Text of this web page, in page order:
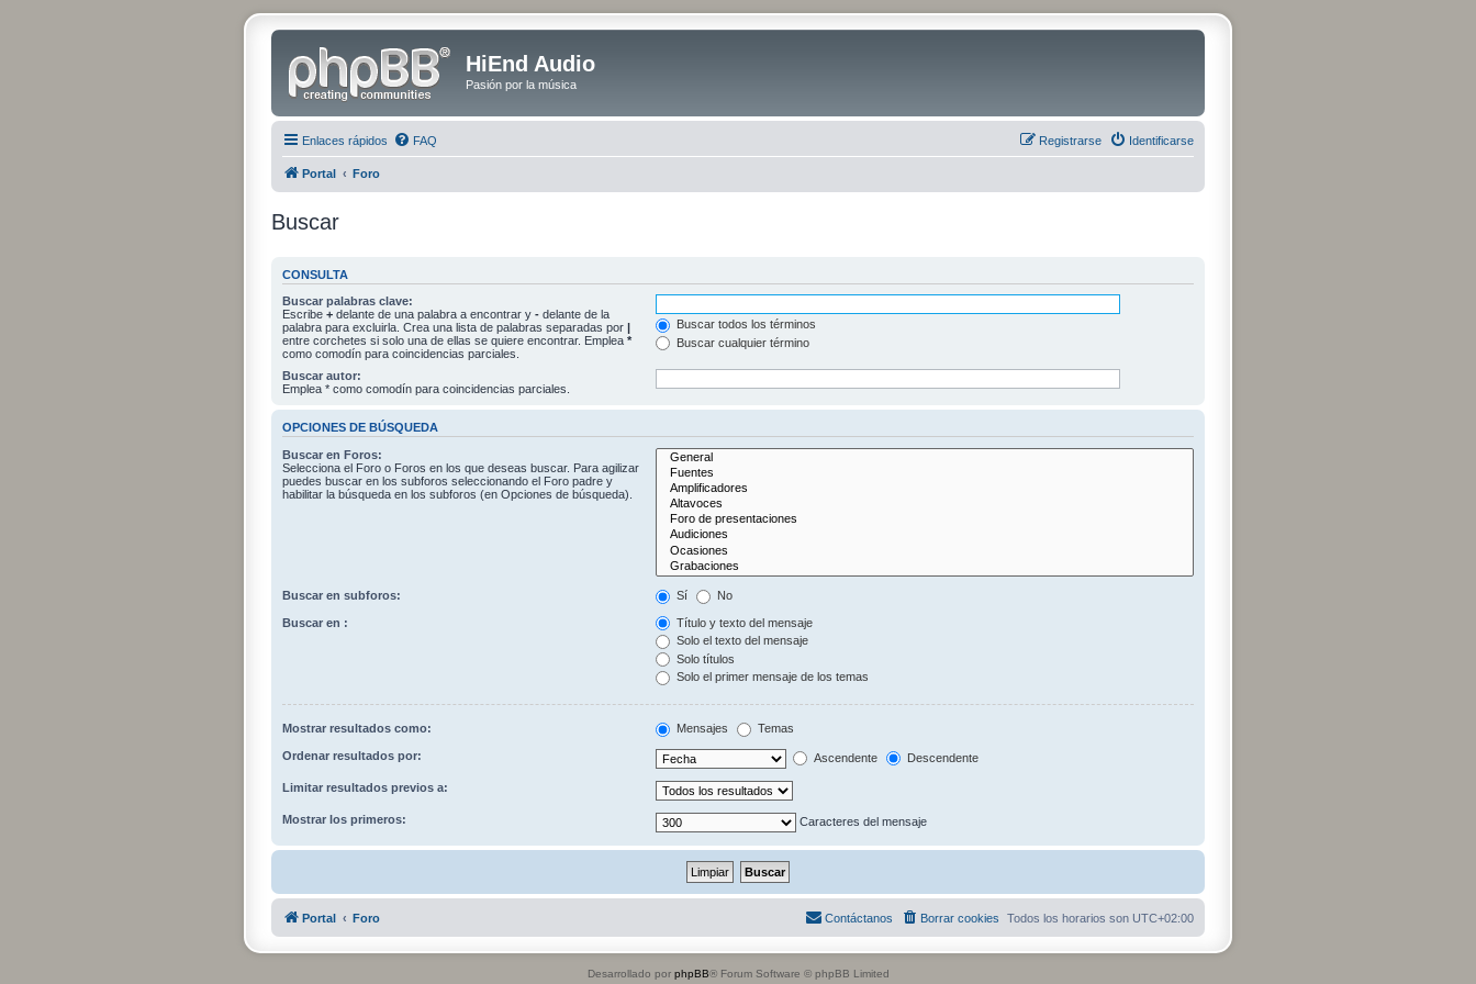
HiEnd Audio
Pasión por la música
Enlaces rápidos FAQ Identificarse
Registrarse
Portal Foro
Buscar
CONSULTA
Buscar palabras clave:
Escribe + delante de una palabra a encontrar y - delante de la
palabra para excluirla. Crea una lista de palabras separadas por |
entre corchetes si solo una de ellas se quiere encontrar. Emplea *
como comodín para coincidencias parciales.
Buscar todos los términos
Buscar cualquier término
Buscar autor:
Emplea * como comodín para coincidencias parciales.
OPCIONES DE BÚSQUEDA
Buscar en Foros:
Selecciona el Foro o Foros en los que deseas buscar. Para agilizar
puedes buscar en los subforos seleccionando el Foro padre y
habilitar la búsqueda en los subforos (en Opciones de búsqueda).
Buscar en subforos: Sí No
Buscar en :
Título y texto del mensaje
Solo el texto del mensaje
Solo títulos
Solo el primer mensaje de los temas
Mostrar resultados como: Mensajes Temas
Ordenar resultados por: Ascendente Descendente
Limitar resultados previos a:
Mostrar los primeros: Caracteres del mensaje
Portal Foro Todos los horarios son UTC+02:00
Borrar cookies
Contáctanos
Desarrollado por phpBB® Forum Software © phpBB Limited